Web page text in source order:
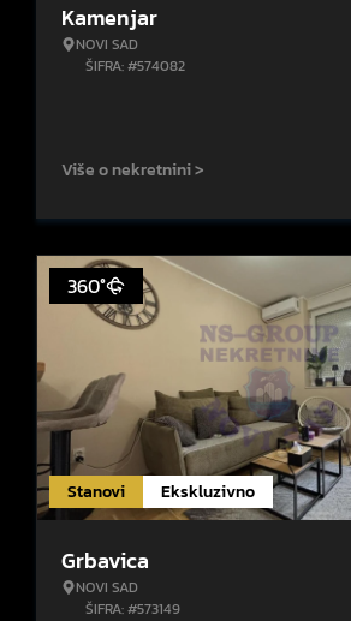
Kamenjar
NOVI SAD
ŠIFRA: #574082
Više o nekretnini >
Stanovi Ekskluzivno
360°
Grbavica
NOVI SAD
ŠIFRA: #573149